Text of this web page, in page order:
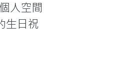
人空間
生日祝